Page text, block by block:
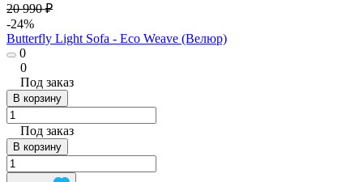
20 990 ₽
-24%
Butterfly Light Sofa - Eco Weave (Велюр)
0
0
Под заказ
В корзину
Под заказ
В корзину